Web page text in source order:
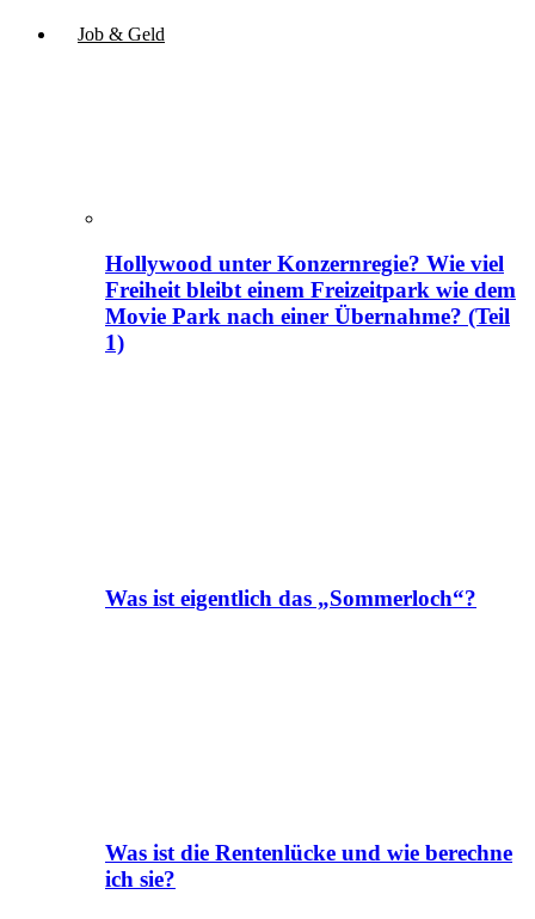
Job & Geld
Hollywood unter Konzernregie? Wie viel
Freiheit bleibt einem Freizeitpark wie dem
Movie Park nach einer Übernahme? (Teil
1)
Was ist eigentlich das „Sommerloch“?
Was ist die Rentenlücke und wie berechne
ich sie?